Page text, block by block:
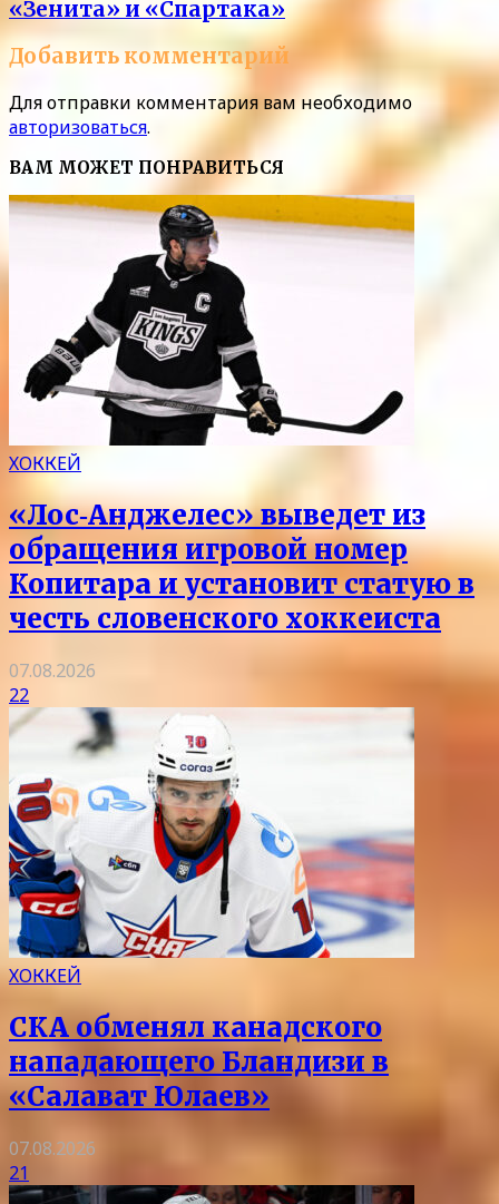
«Зенита» и «Спартака»
Добавить комментарий
Для отправки комментария вам необходимо
авторизоваться.
ВАМ МОЖЕТ ПОНРАВИТЬСЯ
ХОККЕЙ
«Лос‑Анджелес» выведет из
обращения игровой номер
Копитара и установит статую в
честь словенского хоккеиста
07.08.2026
22
ХОККЕЙ
СКА обменял канадского
нападающего Бландизи в
«Салават Юлаев»
07.08.2026
21